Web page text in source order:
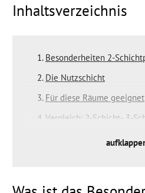
Inhaltsverzeichnis
Besonderheiten 2-
Die Nutzschicht
Für diese Räume geeignet
Vergleich: 2-Schicht-, 3-
Beliebteste Holzarten